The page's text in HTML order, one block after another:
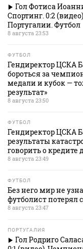
Гол Фотиса
Спортинг. 0:2
Португалии. Футбол
8 августа 23:53
ФУТБОЛ
Гендиректор ЦСКА
бороться за
медали и кубок —
результат»
8 августа 23:50
ФУТБОЛ
Гендиректор ЦСКА
результаты
говорить о кредите
8 августа 23:49
ФУТБОЛ
Без него мир не
футболист потерял
8 августа 23:47
ПОРТУГАЛИЯ
Гол Родриго